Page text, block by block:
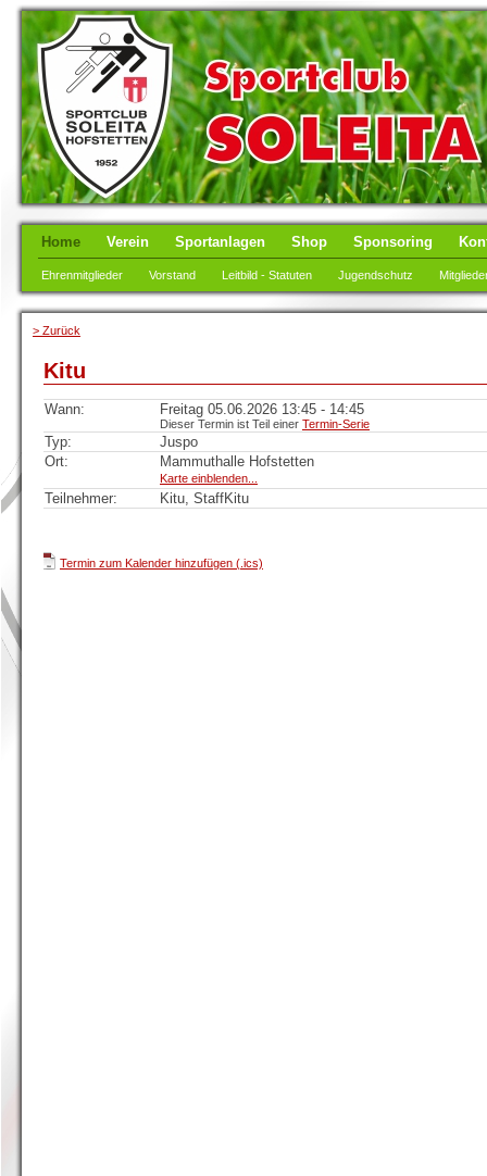
Home Verein Sportanlagen Shop Sponsoring
Ehrenmitglieder Vorstand Leitbild - Statuten Jugendschutz
> Zurück
Kitu
Wann: Freitag 05.06.2026 13:45 - 14:45
Dieser Termin ist Teil einer Termin-Serie
Typ:
Juspo
Ort:
Mammuthalle Hofstetten
Karte einblenden...
Teilnehmer: Kitu, StaffKitu
Termin zum Kalender hinzufügen (.ics)